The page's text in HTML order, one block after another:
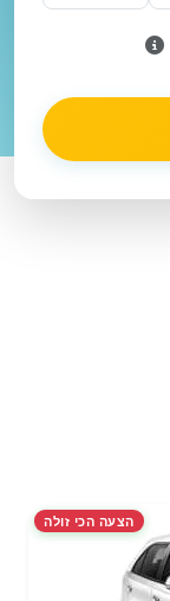
הצעה הכי זולה